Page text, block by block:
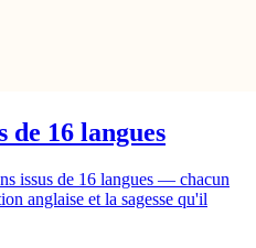
de 16 langues
issus de 16 langues — chacun
anglaise et la sagesse qu'il